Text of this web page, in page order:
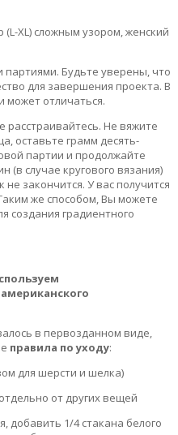
(L-XL) сложным узором, женский
Будьте уверены, что
для завершения проекта. В
может отличаться.
расстраивайтесь. Не вяжите
оставьте грамм десять-
партии и продолжайте
(в случае кругового вязания)
закончится. У вас получится
же способом, Вы можете
создания градиентного
в первозданном виде,
правила по уходу:
для шерсти и шелка)
от других вещей
добавить 1/4 стакана белого